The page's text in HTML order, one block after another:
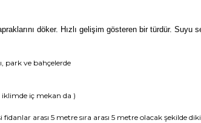
döker. Hızlı gelişim gösteren bir türdür. Suyu
park ve bahçelerde
iç mekan da )
fidanlar arası 5 metre sıra arası 5 metre olacak şekilde